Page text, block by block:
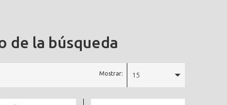
de la búsqueda
Mostrar: 15